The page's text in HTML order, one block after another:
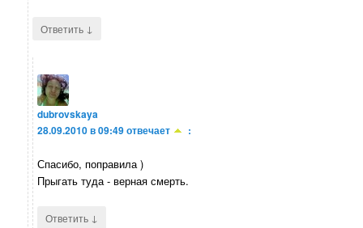
Ответить ↓
dubrovskaya
28.09.2010 в 09:49отвечает :
Спасибо, поправила )
Прыгать туда - верная смерть.
Ответить ↓